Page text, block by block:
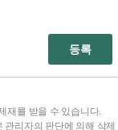
등록
재를 받을 수 있습니다.
관리자의 판단에 의해 삭제